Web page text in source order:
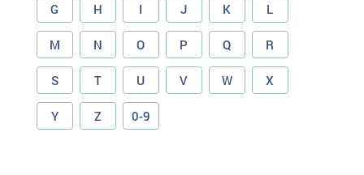
G H I J K L
M N O P Q R
S T U V W X
Y Z 0-9